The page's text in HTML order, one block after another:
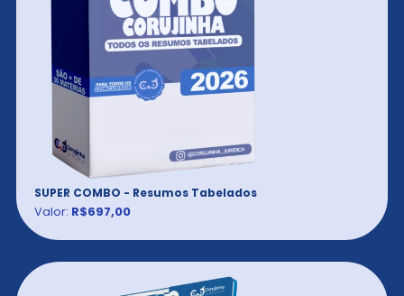
SUPER COMBO - Resumos Tabelados
Valor: R$697,00